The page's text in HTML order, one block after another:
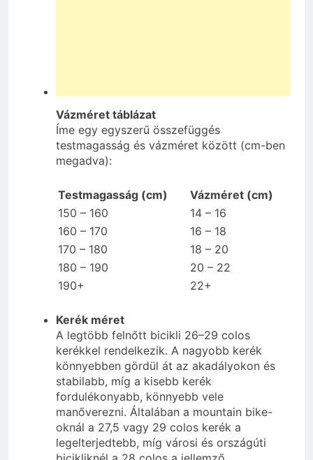
Vázméret táblázat
Íme egy egyszerű összefüggés
testmagasság és vázméret között (cm-ben
megadva):
Testmagasság (cm)
Vázméret (cm)
150 – 160
14 – 16
160 – 170
16 – 18
170 – 180
18 – 20
180 – 190
20 – 22
190+
22+
Kerék méret
A legtöbb felnőtt bicikli 26–29 colos
kerékkel rendelkezik. A nagyobb kerék
könnyebben gördül át az akadályokon és
stabilabb, míg a kisebb kerék
fordulékonyabb, könnyebb vele
manőverezni. Általában a mountain bike-
oknál a 27,5 vagy 29 colos kerék a
legelterjedtebb, míg városi és országúti